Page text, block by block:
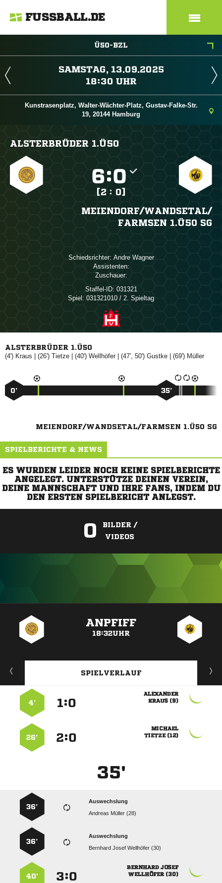
FUSSBALL.DE
Ü50-BZL
 
 
Kunstrasenplatz, Walter-Wächter-Platz, Gustav-Falke-Str.
19, 20144 Hamburg
ALSTERBRÜDER 1.Ü50
:
[2 : 0]
MEIENDORF/​WANDSETAL/​
FARMSEN 1.Ü50 SG
Schiedsrichter:  
Assistenten:
Zuschauer:
Staffel-ID: 031321
Spiel: 031321010 / 2. Spieltag
ALSTERBRÜDER 1.Ü50
(4')  | (26')  | (40') | (47', 50')  | (69') 
0’ 35’
MEIENDORF/WANDSETAL/FARMSEN 1.Ü50 SG
SPIELBERICHTE & NEWS
ES WURDEN LEIDER NOCH KEINE SPIELBERICHTE
ANGELEGT. UNTERSTÜTZE DEINEN VEREIN,
DEINE MANNSCHAFT UND IHRE FANS, INDEM DU
DEN ERSTEN SPIELBERICHT ANLEGST.
0
BILDER /
VIDEOS
ANPFIFF
18:32UHR
SPIELVERLAUF

 
:
4’

 
:
26’
35'
Auswechslung
  
36’
Auswechslung
   
36’
 
 
:
40’